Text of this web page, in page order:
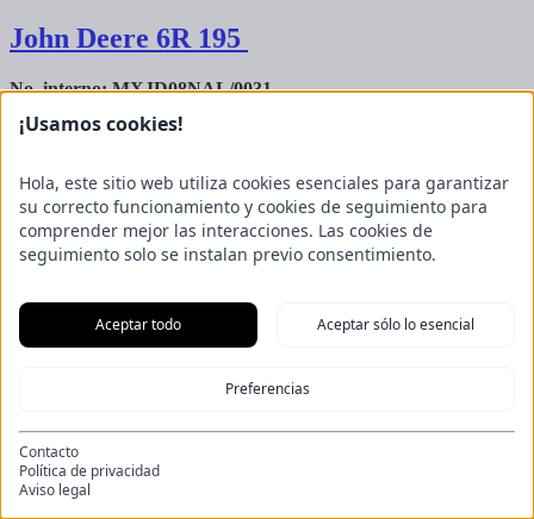
John Deere 6R 195
No. interno: MXJD08NAL/0031
Lecciones de batería0 h
Potencia
143 kW (195 CDP)
John Deere 6R 195, --------------------, Caja de cambios, AutoPowr,
ComandoARM, 40 km/h, Todas las ruedas, --------------------, Ejes,
eje delantero con muelles,flanschhinterachse, --------------------,
€(más IVA 19% 172.550, €)
¡Usamos cookies!
Hola, este sitio web utiliza cookies esenciales para garantizar
su correcto funcionamiento y cookies de seguimiento para
comprender mejor las interacciones. Las cookies de
seguimiento solo se instalan previo consentimiento.
Aceptar todo Aceptar sólo lo esencial
Preferencias
Contacto
Política de privacidad
Aviso legal